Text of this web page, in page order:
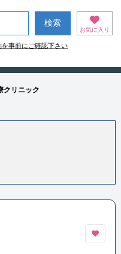
お気に入り
を事前にご確認下さい
クリニック